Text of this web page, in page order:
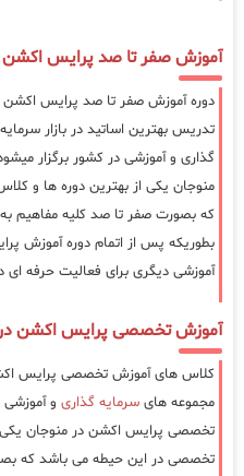
آموزش صفر تا صد پرایس اکشن
دوره آموزش صفر تا صد پرایس اکشن
تدریس بهترین اساتید در بازار
گذاری و آموزشی در کشور برگزار
منوجان یکی از بهترین دوره ها و
که بصورت صفر تا صد کلیه مفاهیم
بطوریکه پس از اتمام دوره آموزش
آموزشی دیگری برای فعالیت حرفه ای
آموزش تخصصی پرایس اکشن
کلاس های آموزش تخصصی پرایس
مجموعه های سرمایه گذاری و آموزشی
تخصصی پرایس اکشن در منوجان یکی
تخصصی در این حیطه می باشد که